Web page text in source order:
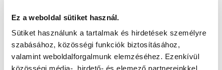
Ez a weboldal sütiket használ.
Sütiket használunk a tartalmak és hirdetések személyre
szabásához, közösségi funkciók biztosításához,
valamint weboldalforgalmunk elemzéséhez. Ezenkívül
közösségi média-, hirdető- és elemező partnereinkkel
Elfogadom azAdatvédelmi tájékoztatót!